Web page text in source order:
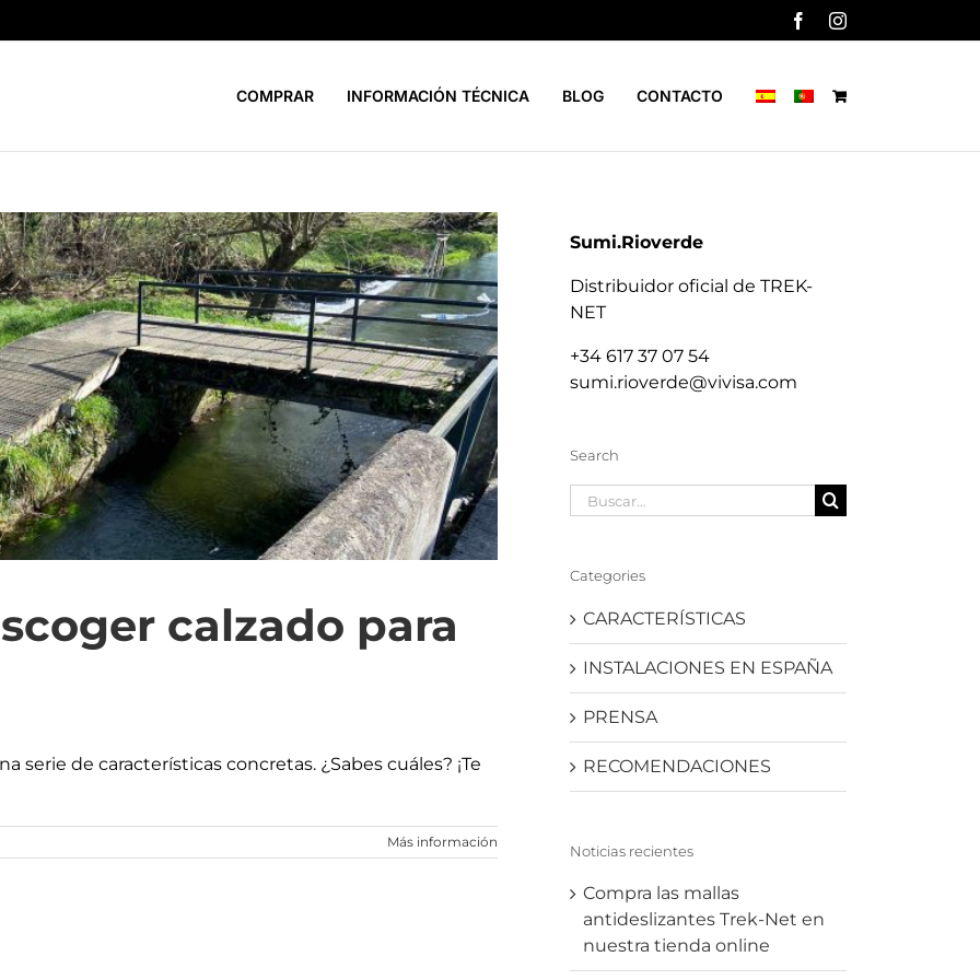
FacebookInstagram
COMPRAR INFORMACIÓN TÉCNICA BLOG CONTACTO
calzado para
serie de características concretas. ¿Sabes cuáles? ¡Te
Más información
Sumi.Rioverde
Distribuidor oficial de TREK-
NET
+34 617 37 07 54
sumi.rioverde@vivisa.com
Search
Buscar:
Categories
CARACTERÍSTICAS
INSTALACIONES EN ESPAÑA
PRENSA
RECOMENDACIONES
Noticias recientes
Compra las mallas
antideslizantes Trek-Net en
nuestra tienda online